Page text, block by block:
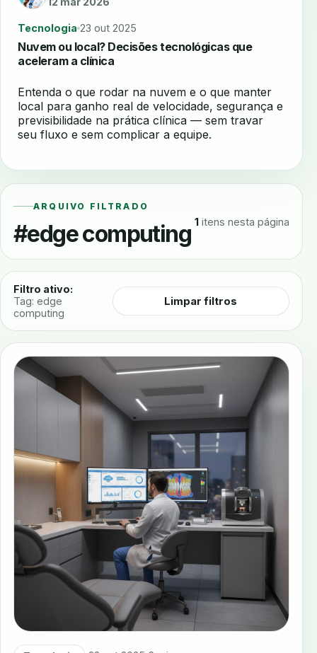
Tecnologia 23 out 2025
Nuvem ou local? Decisões tecnológicas que
aceleram a clínica
Entenda o que rodar na nuvem e o que manter
local para ganho real de velocidade, segurança e
previsibilidade na prática clínica — sem travar
seu fluxo e sem complicar a equipe.
ARQUIVO FILTRADO
#edge computing 1 itens nesta página
Filtro ativo:
Tag: edge
computing
Limpar filtros